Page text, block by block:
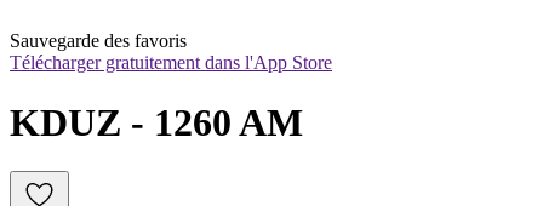
Sauvegarde des favoris
Télécharger gratuitement dans l'App Store
KDUZ - 1260 AM